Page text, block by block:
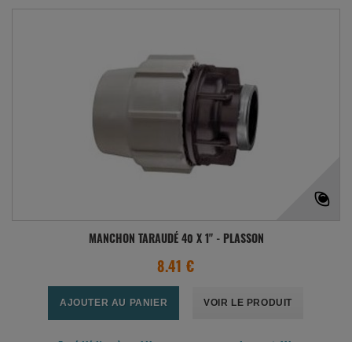
MANCHON TARAUDÉ 40 X 1" - PLASSON
8.41 €
AJOUTER AU PANIER VOIR LE PRODUIT